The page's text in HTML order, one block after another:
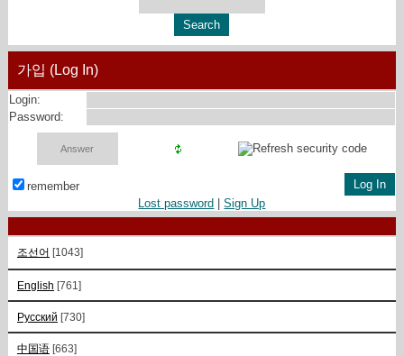
가입 (Log In)
Login:
Password:
remember
Lost password |Sign Up
조선어 [1043]
English [761]
Русский [730]
中国语 [663]